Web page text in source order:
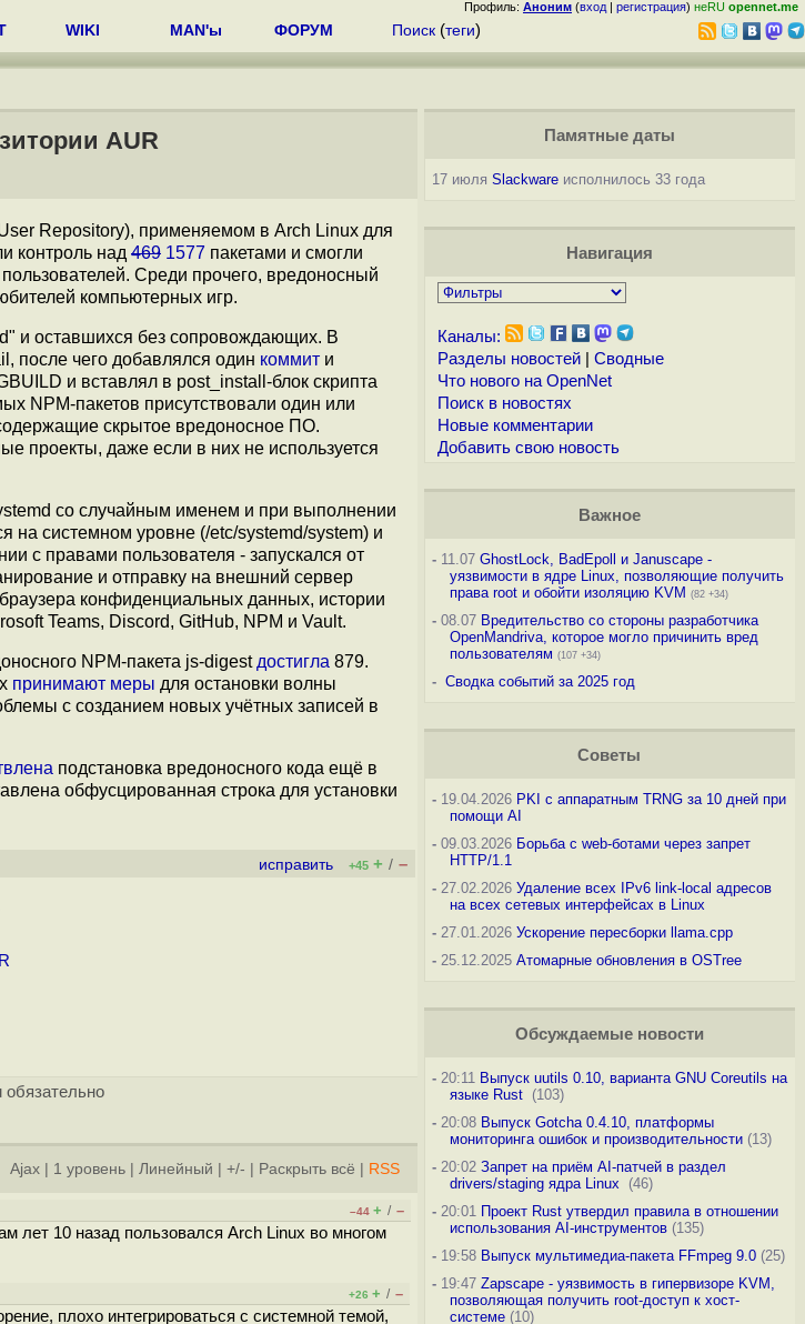
Профиль: Аноним (вход | регистрация) неRU opennet.me
WIKI MAN'ы ФОРУМ Поиск (теги)
AUR
Repository), применяемом в Arch Linux для
контроль над 469 1577 пакетами и смогли
Среди прочего, вредоносный
компьютерных игр.
и оставшихся без сопровождающих. В
после чего добавлялся один коммит и
и вставлял в post_install-блок скрипта
NPM-пакетов присутствовали один или
скрытое вредоносное ПО.
проекты, даже если в них не используется
со случайным именем и при выполнении
на системном уровне (/etc/systemd/system) и
с правами пользователя - запускался от
и отправку на внешний сервер
конфиденциальных данных, истории
Teams, Discord, GitHub, NPM и Vault.
NPM-пакета js-digest достигла 879.
принимают меры для остановки волны
с созданием новых учётных записей в
подстановка вредоносного кода ещё в
обфусцированная строка для установки
исправить +45 + / –
обязательно
Ajax 1 уровень Линейный +/- Раскрыть всё RSS
–44 + / –
лет 10 назад пользовался Arch Linux во многом
+26 + / –
плохо интегрироваться с системной темой,
Памятные даты
17 июля Slackwareисполнилось 33 года
Навигация
Каналы:
Разделы новостей| Сводные
Что нового на OpenNet
Поиск в новостях
Новые комментарии
Добавить свою новость
Важное
-11.07 GhostLock, BadEpoll и Januscape -
уязвимости в ядре Linux, позволяющие получить
права root и обойти изоляцию KVM (82 +34)
-08.07 Вредительство со стороны разработчика
OpenMandriva, которое могло причинить вред
пользователям (107 +34)
- Сводка событий за 2025 год
Советы
-19.04.2026 PKI с аппаратным TRNG за 10 дней при
помощи AI
-09.03.2026 Борьба с web-ботами через запрет
HTTP/1.1
-27.02.2026 Удаление всех IPv6 link-local адресов
на всех сетевых интерфейсах в Linux
-27.01.2026 Ускорение пересборки llama.cpp
-25.12.2025 Атомарные обновления в OSTree
Обсуждаемые новости
-20:11 Выпуск uutils 0.10, варианта GNU Coreutils на
языке Rust (103)
-20:08 Выпуск Gotcha 0.4.10, платформы
мониторинга ошибок и производительности(13)
-20:02 Запрет на приём AI-патчей в раздел
drivers/staging ядра Linux
(46)
-20:01 Проект Rust утвердил правила в отношении
использования AI-инструментов(135)
-19:58 Выпуск мультимедиа-пакета FFmpeg 9.0(25)
-19:47 Zapscape - уязвимость в гипервизоре KVM,
позволяющая получить root-доступ к хост-
системе(10)